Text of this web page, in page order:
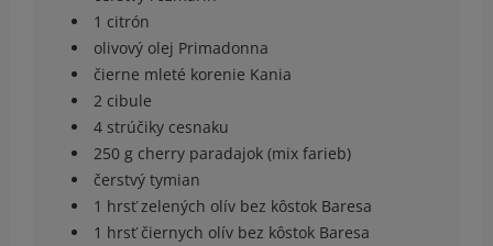
1 citrón
olivový olej Primadonna
čierne mleté korenie Kania
2 cibule
4 strúčiky cesnaku
250 g cherry paradajok (mix farieb)
čerstvý tymian
1 hrsť zelených olív bez kôstok Baresa
1 hrsť čiernych olív bez kôstok Baresa